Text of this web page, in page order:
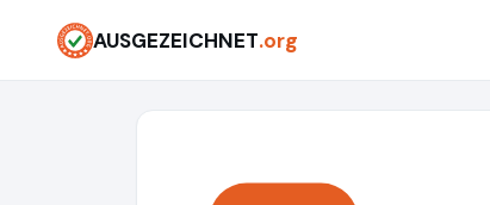
AUSGEZEICHNET.org